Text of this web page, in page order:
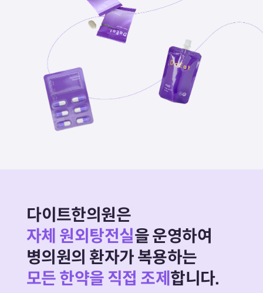
다이트한의원은
자체 원외탕전실을 운영하여
병의원의 환자가 복용하는
모든 한약을 직접 조제 합니다.